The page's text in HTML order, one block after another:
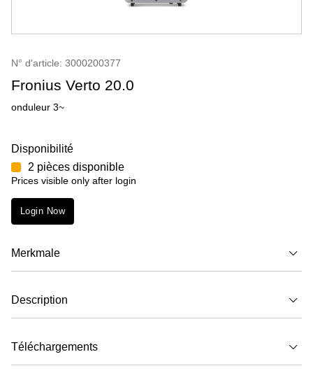
N° d'article: 3000200377
Fronius Verto 20.0
onduleur 3~
Disponibilité
2 pièces disponible
Prices visible only after login
Login Now
Merkmale
Description
Téléchargements